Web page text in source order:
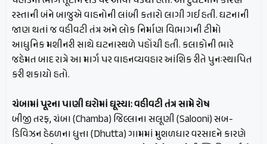
રસ્તાની બંને બાજુએ વાહનોની લાંબી કતારો લાગી ગઈ હતી. ઘટનાની
જાણ થતાં જ વહીવટી તંત્ર અને લોક નિર્માણ વિભાગની ટીમો
આધુનિક મશીનરી સાથે ઘટનાસ્થળે પહોંચી હતી. કલાકોની ભારે
જહેમત બાદ રાત્રે આ માર્ગ પર વાહનવ્યવહાર આંશિક રીતે પુનઃસ્થાપિત
કરી શકાયો હતો.
ચંબામાં પૂરના પાણી ઘરોમાં ઘૂસ્યા: વહીવટી તંત્ર સામે રોષ
બીજી તરફ, ચંબા (Chamba) જિલ્લાના સલૂણી (Salooni) સબ-
ડિવિઝન હેઠળના ધુત્તા (Dhutta) ગામમાં મુશળધાર વરસાદને કારણે